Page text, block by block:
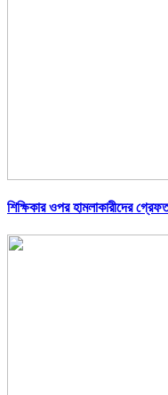
শিক্ষিকার ওপর হামলাকারীদের